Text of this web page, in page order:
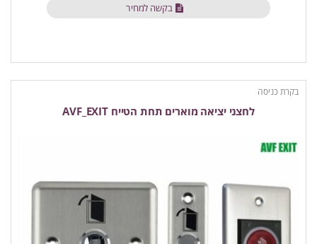
בקשה למחיר
בקרת כניסה
לחצני יציאה מוארים תחת הטייח AVF_EXIT